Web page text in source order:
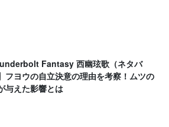
Fantasy 西幽玹歌（ネタバ
フヨウの自立決意の理由を考察！ムツの
与えた影響とは